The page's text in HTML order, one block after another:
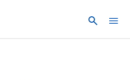
Suche